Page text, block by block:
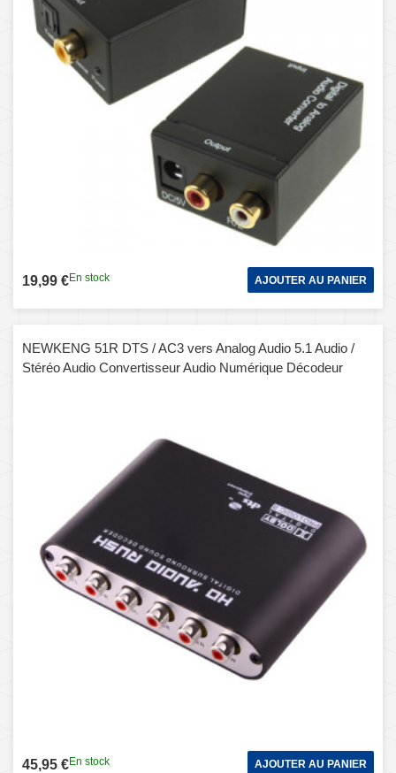
19,99 €En stock AJOUTER AU PANIER
NEWKENG 51R DTS / AC3 ​​vers Analog Audio 5.1 Audio /
Stéréo Audio Convertisseur Audio Numérique Décodeur
45,95 €En stock AJOUTER AU PANIER